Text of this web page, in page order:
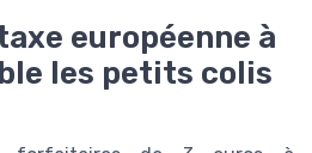
européenne à
les petits colis